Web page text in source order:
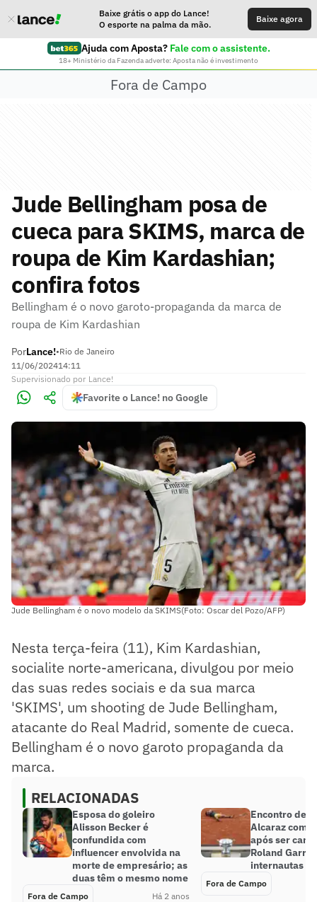
Baixe grátis o app do Lance!
O esporte na palma da mão.
Baixe agora
Ajuda com Aposta? Fale com o assistente.
18+ Ministério da Fazenda adverte: Aposta não é investimento
Fora de Campo
Jude Bellingham posa de
cueca para SKIMS, marca de
roupa de Kim Kardashian;
confira fotos
Bellingham é o novo garoto-propaganda da marca de
roupa de Kim Kardashian
PorLance!•Rio de Janeiro
11/06/202414:11
Supervisionado por Lance!
Favorite o Lance! no Google
Jude Bellingham é o novo modelo da SKIMS(Foto: Oscar del Pozo/AFP)
Nesta terça-feira (11), Kim Kardashian,
socialite norte-americana, divulgou por meio
das suas redes sociais e da sua marca
'SKIMS', um shooting de Jude Bellingham,
atacante do Real Madrid, somente de cueca.
Bellingham é o novo garoto propaganda da
marca.
RELACIONADAS
Esposa do goleiro
Alisson Becker é
confundida com
influencer envolvida na
morte de empresário; as
duas têm o mesmo nome
Fora de Campo Há 2 anos
Encontro de
Alcaraz com
após ser
Roland
internautas
Fora de Campo